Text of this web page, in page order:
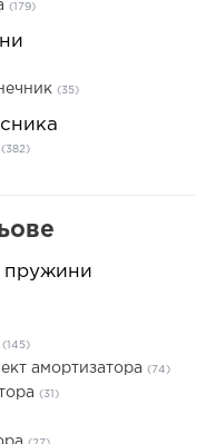
(179)
(35)
(382)
пружини
(145)
амортизатора (74)
(31)